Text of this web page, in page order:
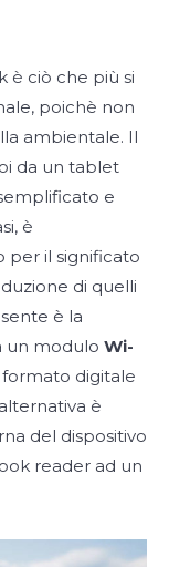
è ciò che più si
poichè non
ambientale. Il
da un tablet
e
è
il significato
di quelli
è la
un modulo Wi-
digitale
è
del dispositivo
reader ad un